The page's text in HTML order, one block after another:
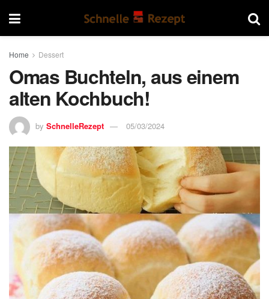
Home Dessert
Omas Buchteln, aus einem
alten Kochbuch!
by SchnelleRezept 05/03/2024